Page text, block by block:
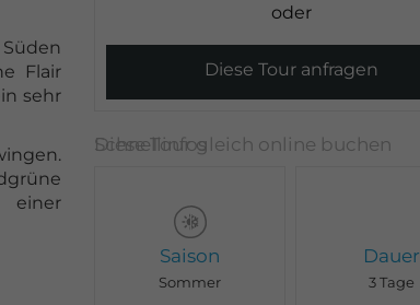
Flair
sehr
einer
Diese Tour anfragen
Saison
Sommer
Dauer
3 Tage